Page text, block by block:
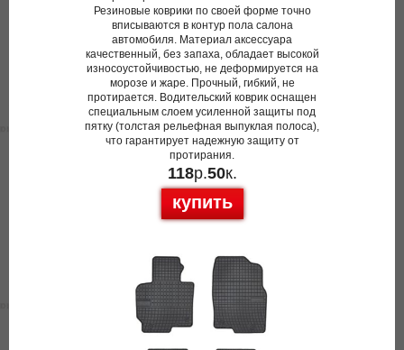
Резиновые коврики по своей форме точно
вписываются в контур пола салона
автомобиля. Материал аксессуара
качественный, без запаха, обладает высокой
износоустойчивостью, не деформируется на
морозе и жаре. Прочный, гибкий, не
протирается. Водительский коврик оснащен
специальным слоем усиленной защиты под
пятку (толстая рельефная выпуклая полоса),
что гарантирует надежную защиту от
протирания.
118р.50к.
купить